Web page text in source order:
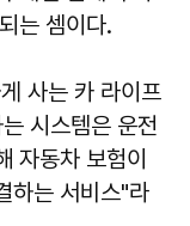
는 셈이다.
사는 카 라이프
시스템은 운전
자동차 보험이
하는 서비스"라